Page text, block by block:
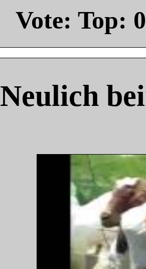
Vote: Top: 0
Neulich